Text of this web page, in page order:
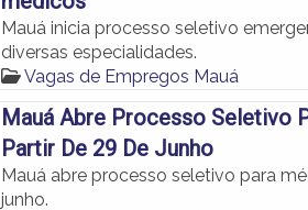
Mauá inicia processo seletivo
diversas especialidades.
Vagas de Empregos Mauá
Mauá Abre Processo Seletivo
Partir De 29 De Junho
Mauá abre processo seletivo para
junho.